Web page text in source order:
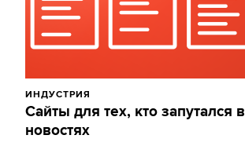
ИНДУСТРИЯ
Сайты для тех, кто запутался в
новостях